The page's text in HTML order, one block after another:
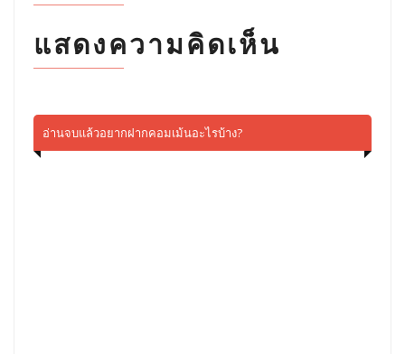
แสดงความคิดเห็น
อ่านจบแล้วอยากฝากคอมเม้นอะไรบ้าง?